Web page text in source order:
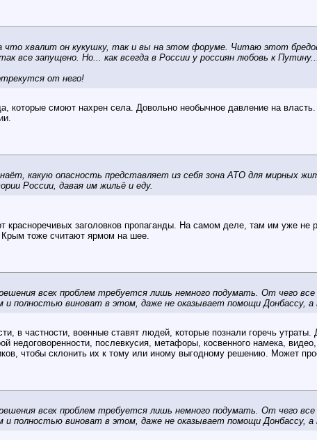
что хвалит он кукушку, так и вы на этом форуме. Читаю этот
все запущено. Но... как всегда в России у россиян любовь к Путину...
от него!
которые смоют нахрен села. Довольно необычное давление на
какую опасность представляет из себя зона АТО для мирных
России, давая им жильё и еду.
красноречивых заголовков пропаганды. На самом деле, там им уже
тоже считают ярмом на шее.
всех проблем требуется лишь немного подумать. От чего
и полностью виноват в этом, даже не оказывает помощи Донбассу,
в частности, военные ставят людей, которые познали горечь
недоговоренности, послевкусия, метафоры, косвенного намека,
чтобы склонить их к тому или иному выгодному решению. Может
всех проблем требуется лишь немного подумать. От чего
и полностью виноват в этом, даже не оказывает помощи Донбассу,